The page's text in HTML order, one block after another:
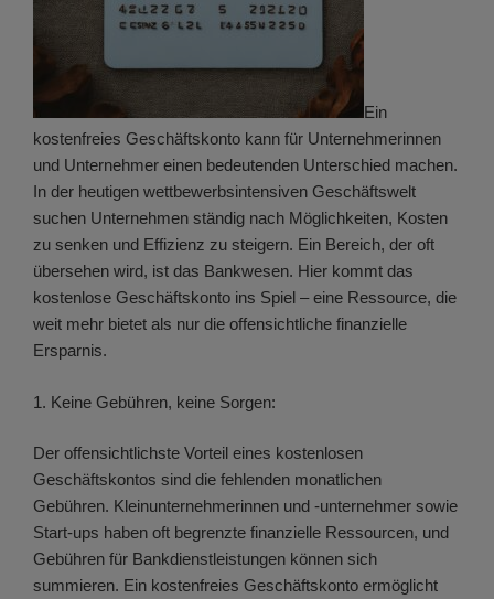
Ein
kostenfreies Geschäftskonto kann für Unternehmerinnen
und Unternehmer einen bedeutenden Unterschied machen.
In der heutigen wettbewerbsintensiven Geschäftswelt
suchen Unternehmen ständig nach Möglichkeiten, Kosten
zu senken und Effizienz zu steigern. Ein Bereich, der oft
übersehen wird, ist das Bankwesen. Hier kommt das
kostenlose Geschäftskonto ins Spiel – eine Ressource, die
weit mehr bietet als nur die offensichtliche finanzielle
Ersparnis.
1. Keine Gebühren, keine Sorgen:
Der offensichtlichste Vorteil eines kostenlosen
Geschäftskontos sind die fehlenden monatlichen
Gebühren. Kleinunternehmerinnen und -unternehmer sowie
Start-ups haben oft begrenzte finanzielle Ressourcen, und
Gebühren für Bankdienstleistungen können sich
summieren. Ein kostenfreies Geschäftskonto ermöglicht